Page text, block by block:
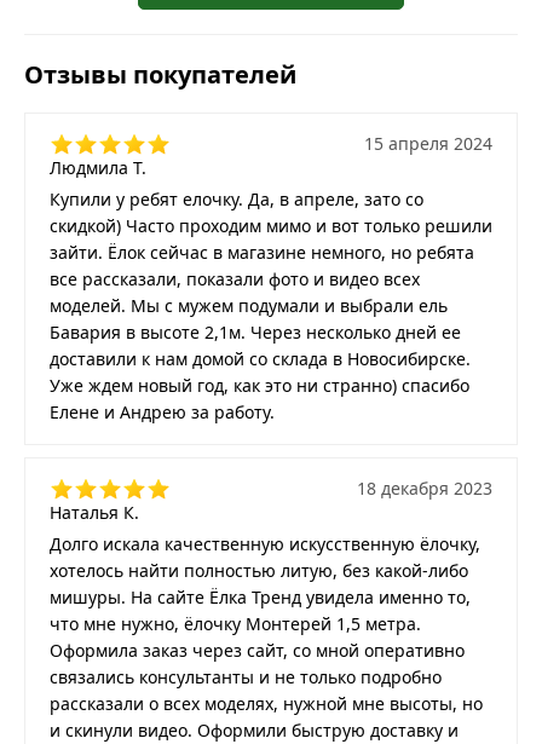
Отзывы покупателей
Людмила Т.
15 апреля 2024
Купили у ребят елочку. Да, в апреле, зато со
скидкой) Часто проходим мимо и вот только решили
зайти. Ёлок сейчас в магазине немного, но ребята
все рассказали, показали фото и видео всех
моделей. Мы с мужем подумали и выбрали ель
Бавария в высоте 2,1м. Через несколько дней ее
доставили к нам домой со склада в Новосибирске.
Уже ждем новый год, как это ни странно) спасибо
Елене и Андрею за работу.
Наталья К.
18 декабря 2023
Долго искала качественную искусственную ёлочку,
хотелось найти полностью литую, без какой-либо
мишуры. На сайте Ёлка Тренд увидела именно то,
что мне нужно, ёлочку Монтерей 1,5 метра.
Оформила заказ через сайт, со мной оперативно
связались консультанты и не только подробно
рассказали о всех моделях, нужной мне высоты, но
и скинули видео. Оформили быструю доставку и